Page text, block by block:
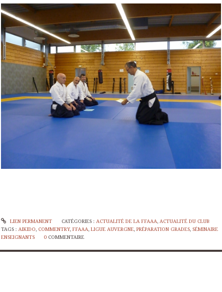
LIEN PERMANENT CATÉGORIES : ACTUALITÉ DE LA FFAAA, ACTUALITÉ DU CLUB
TAGS : AIKIDO, COMMENTRY, FFAAA, LIGUE AUVERGNE, PRÉPARATION GRADES, SÉMINAIRE
ENSEIGNANTS
0 COMMENTAIRE